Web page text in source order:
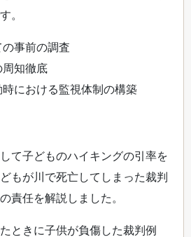
。
事前の調査
周知徹底
における監視体制の構築
て子どものハイキングの引率を
もが川で死亡してしまった裁判
責任を解説しました。
ときに子供が負傷した裁判例